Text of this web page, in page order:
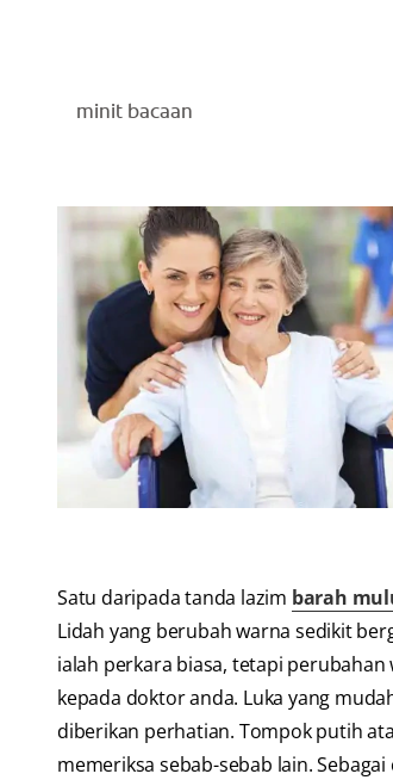
minit bacaan
Satu daripada tanda lazim barah
Lidah yang berubah warna sedikit
ialah perkara biasa, tetapi
kepada doktor anda. Luka yang
diberikan perhatian. Tompok putih
memeriksa sebab-sebab lain.